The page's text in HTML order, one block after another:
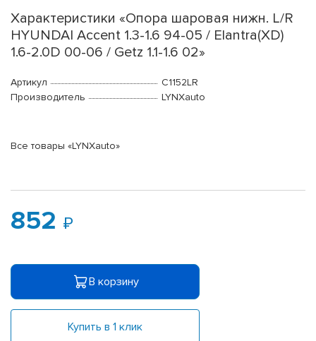
Характеристики «Опора шаровая нижн. L/R
HYUNDAI Accent 1.3-1.6 94-05 / Elantra(XD)
1.6-2.0D 00-06 / Getz 1.1-1.6 02»
Артикул
C1152LR
Производитель
LYNXauto
Все товары «LYNXauto»
852
В корзину
Купить в 1 клик